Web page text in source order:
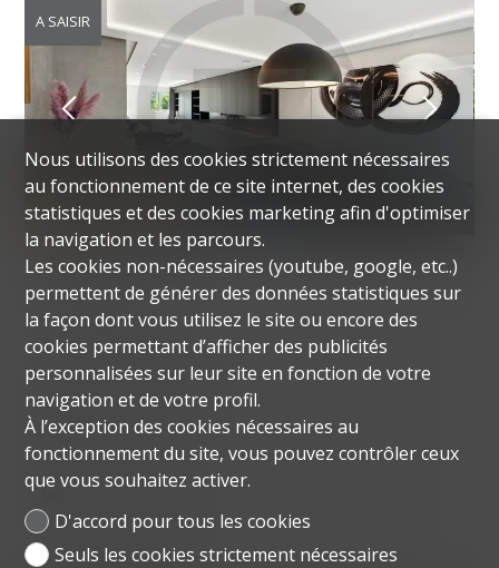
A SAISIR
APPARTEMENT
COLOGNY
CHF 6'900'000.-
~ 400 m² habitables
8 pièces
4 places de parc
Rénové en 2015
Nous utilisons des cookies strictement nécessaires
au fonctionnement de ce site internet, des cookies
statistiques et des cookies marketing afin d'optimiser
la navigation et les parcours.
Les cookies non-nécessaires (youtube, google, etc..)
permettent de générer des données statistiques sur
la façon dont vous utilisez le site ou encore des
cookies permettant d’afficher des publicités
personnalisées sur leur site en fonction de votre
navigation et de votre profil.
À l’exception des cookies nécessaires au
fonctionnement du site, vous pouvez contrôler ceux
que vous souhaitez activer.
D'accord pour tous les cookies
Seuls les cookies strictement nécessaires